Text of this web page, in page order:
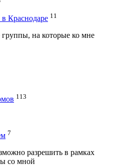
Краснодаре 11
группы, на которые ко мне
113
7
разрешить в рамках
со мной